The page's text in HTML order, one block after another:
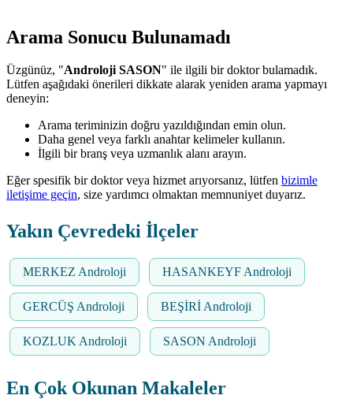
Arama Sonucu Bulunamadı
Üzgünüz, "Androloji SASON" ile ilgili bir doktor bulamadık.
Lütfen aşağıdaki önerileri dikkate alarak yeniden arama yapmayı
deneyin:
Arama teriminizin doğru yazıldığından emin olun.
Daha genel veya farklı anahtar kelimeler kullanın.
İlgili bir branş veya uzmanlık alanı arayın.
Eğer spesifik bir doktor veya hizmet arıyorsanız, lütfen bizimle
iletişime geçin, size yardımcı olmaktan memnuniyet duyarız.
Yakın Çevredeki İlçeler
MERKEZ Androloji HASANKEYF Androloji
GERCÜŞ Androloji BEŞİRİ Androloji
KOZLUK Androloji SASON Androloji
En Çok Okunan Makaleler